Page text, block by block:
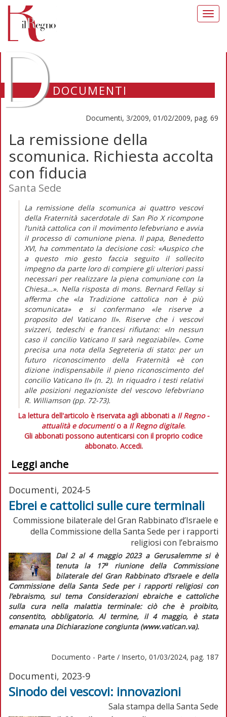
DOCUMENTI
Documenti, 3/2009, 01/02/2009, pag. 69
La remissione della
scomunica. Richiesta accolta
con fiducia
Santa Sede
La remissione della scomunica ai quattro vescovi
della Fraternità sacerdotale di San Pio X ricompone
l’unità cattolica con il movimento lefebvriano e avvia
il processo di comunione piena. Il papa, Benedetto
XVI, ha commentato la decisione così: «Auspico che
a questo mio gesto faccia seguito il sollecito
impegno da parte loro di compiere gli ulteriori passi
necessari per realizzare la piena comunione con la
Chiesa…». Nella risposta di mons. Bernard Fellay si
afferma che «la Tradizione cattolica non è più
scomunicata» e si confermano «le riserve a
proposito del Vaticano II». Riserve che i vescovi
svizzeri, tedeschi e francesi rifiutano: «In nessun
caso il concilio Vaticano II sarà negoziabile». Come
precisa una nota della Segreteria di stato: per un
futuro riconoscimento della Fraternità «è con
dizione indispensabile il pieno riconoscimento del
concilio Vaticano II» (n. 2). In riquadro i testi relativi
alle posizioni negazioniste del vescovo lefebvriano
R. Williamson (pp. 72-73).
La lettura dell'articolo è riservata agli abbonati a Il Regno -
attualità e documentio a Il Regno digitale.
Gli abbonati possono autenticarsi con il proprio codice
abbonato. Accedi.
Leggi anche
Documenti, 2024-5
Ebrei e cattolici sulle cure terminali
Commissione bilaterale del Gran Rabbinato d’Israele e
della Commissione della Santa Sede per i rapporti
religiosi con l’ebraismo
Dal 2 al 4 maggio 2023 a Gerusalemme si è
tenuta la 17ariunione della Commissione
bilaterale del Gran Rabbinato d’Israele e della
Commissione della Santa Sede per i rapporti religiosi con
l’ebraismo, sul tema Considerazioni ebraiche e cattoliche
sulla cura nella malattia terminale: ciò che è proibito,
consentito, obbligatorio. Al termine, il 4 maggio, è stata
emanata una Dichiarazione congiunta(www.vatican.va).
Documento - Parte / Inserto, 01/03/2024, pag. 187
Documenti, 2023-9
Sinodo dei vescovi: innovazioni
Sala stampa della Santa Sede